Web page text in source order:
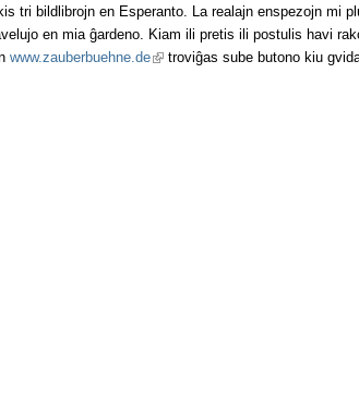
tri bildlibrojn en Esperanto. La realajn enspezojn mi
en mia ĝardeno. Kiam ili pretis ili postulis havi
www.zauberbuehne.de(link is external)
troviĝas sube butono kiu